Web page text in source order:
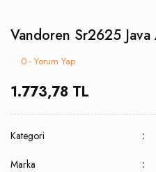
Vandoren Sr2625
0 - Yorum Yap
1.773,78 TL
Kategori
Marka